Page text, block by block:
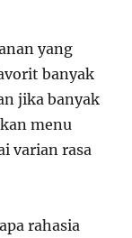
yang
banyak
jika banyak
menu
varian rasa
rahasia